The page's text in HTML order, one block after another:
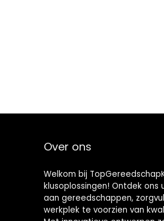
Over ons
Welkom bij
klusoplossingen! Ontdek
aan gereedschappen,
werkplek te voorzien van